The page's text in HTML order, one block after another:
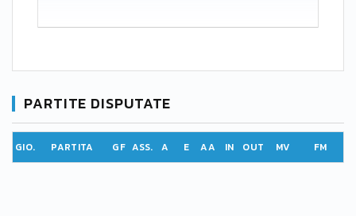
PARTITE DISPUTATE
GIO. PARTITA GF ASS. A E AA IN OUT MV FM